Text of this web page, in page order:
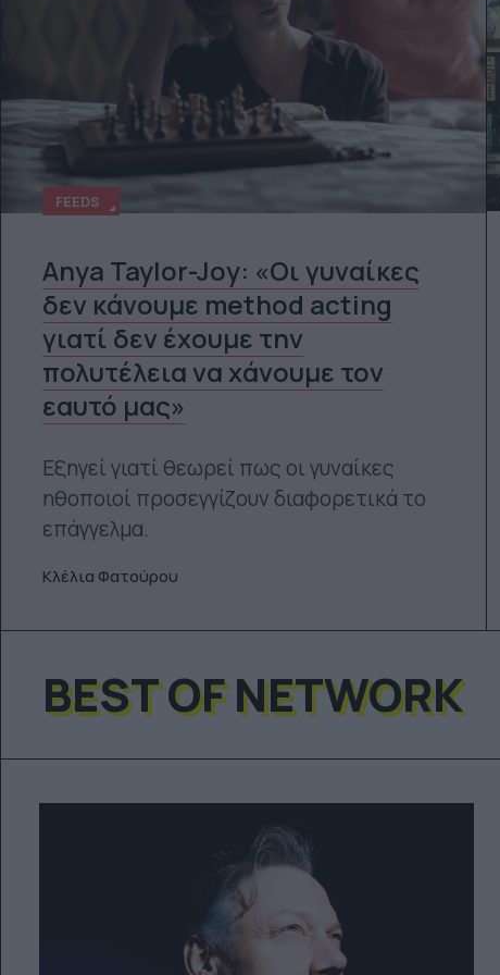
FEEDS
Anya Taylor-Joy: «Οι γυναίκες
δεν κάνουμε method acting
γιατί δεν έχουμε την
πολυτέλεια να χάνουμε τον
εαυτό μας»
Εξηγεί γιατί θεωρεί πως οι γυναίκες
ηθοποιοί προσεγγίζουν διαφορετικά το
επάγγελμα.
Κλέλια Φατούρου
BEST OF NETWORK